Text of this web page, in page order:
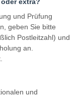
und Prüfung
geben Sie bitte
Postleitzahl) und
an.
und